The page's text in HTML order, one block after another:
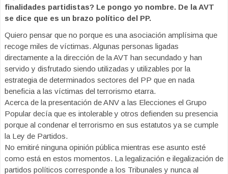
finalidades partidistas? Le pongo yo nombre. De la AVT
se dice que es un brazo político del PP.
Quiero pensar que no porque es una asociación amplísima que
recoge miles de víctimas. Algunas personas ligadas
directamente a la dirección de la AVT han secundado y han
servido y disfrutado siendo utilizadas y utilizables por la
estrategia de determinados sectores del PP que en nada
beneficia a las víctimas del terrorismo etarra.
Acerca de la presentación de ANV a las Elecciones el Grupo
Popular decía que es intolerable y otros defienden su presencia
porque al condenar el terrorismo en sus estatutos ya se cumple
la Ley de Partidos.
No emitiré ninguna opinión pública mientras ese asunto esté
como está en estos momentos. La legalización e ilegalización de
partidos políticos corresponde a los Tribunales y nunca al